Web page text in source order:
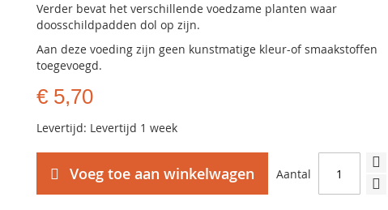
Verder bevat het verschillende voedzame planten waar
doosschildpadden dol op zijn.
Aan deze voeding zijn geen kunstmatige kleur-of smaakstoffen
toegevoegd.
€ 5,70
Levertijd: Levertijd 1 week
Aantal
Voeg toe aan winkelwagen